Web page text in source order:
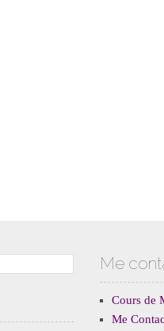
Me
Cours de
Me